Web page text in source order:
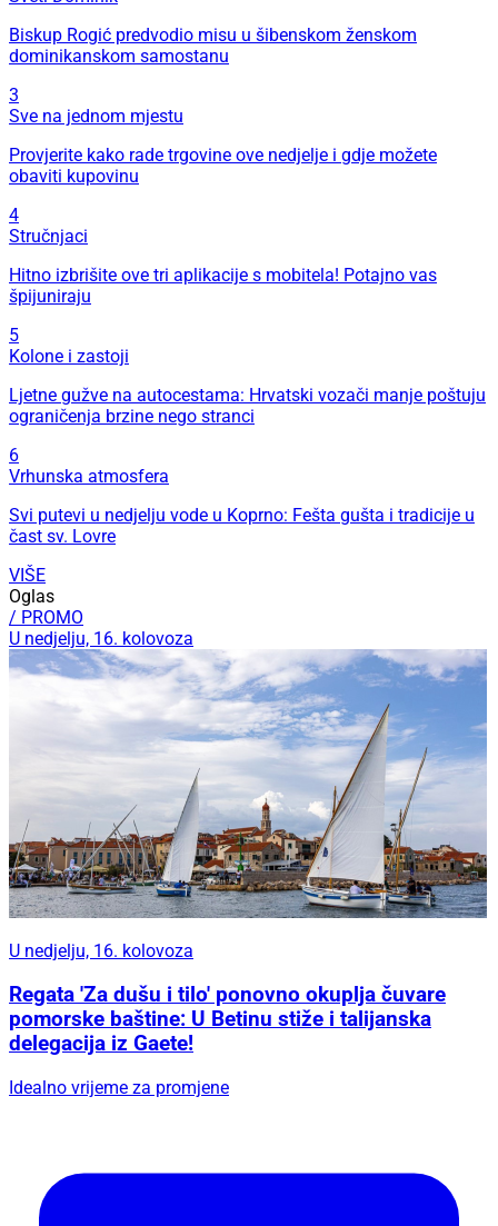
Biskup Rogić predvodio misu u šibenskom ženskom
dominikanskom samostanu
3
Sve na jednom mjestu
Provjerite kako rade trgovine ove nedjelje i gdje možete
obaviti kupovinu
4
Stručnjaci
Hitno izbrišite ove tri aplikacije s mobitela! Potajno vas
špijuniraju
5
Kolone i zastoji
Ljetne gužve na autocestama: Hrvatski vozači manje poštuju
ograničenja brzine nego stranci
6
Vrhunska atmosfera
Svi putevi u nedjelju vode u Koprno: Fešta gušta i tradicije u
čast sv. Lovre
VIŠE
Oglas
/ PROMO
U nedjelju, 16. kolovoza
U nedjelju, 16. kolovoza
Regata 'Za dušu i tilo' ponovno okuplja čuvare
pomorske baštine: U Betinu stiže i talijanska
delegacija iz Gaete!
Idealno vrijeme za promjene